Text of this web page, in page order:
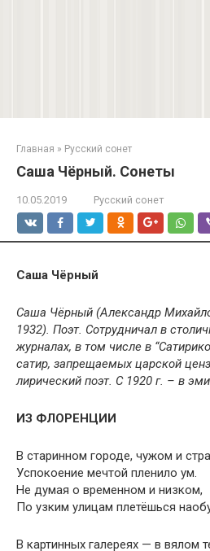
Главная » Русский сонет
Саша Чёрный. Сонеты
10.05.2019 Русский сонет
Саша Чёрный
Саша Чёрный (Александр
1932). Поэт. Сотрудничал в
журналах, в том числе в
сатир, запрещаемых царской
лирический поэт. С 1920 г. – в
ИЗ ФЛОРЕНЦИИ
В старинном городе, чужом и
Успокоение мечтой пленило ум.
Не думая о временном и низком,
По узким улицам плетёшься
В картинных галереях — в вялом